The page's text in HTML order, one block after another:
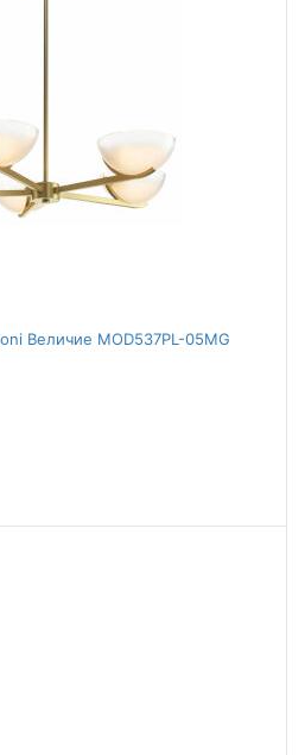
Величие MOD537PL-05MG